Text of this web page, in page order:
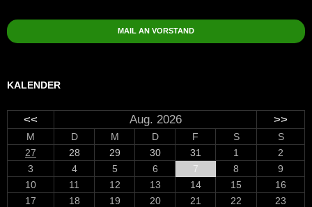
MAIL AN VORSTAND
KALENDER
<< Aug. 2026 >>
M D M D F S
S
27
28 29 30 31 1
2
3
4 5 6 7 8
9
10
11 12 13 14 15
16
17
18 19 20 21 22
23